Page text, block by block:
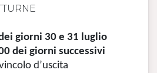
giorni 30 e 31 luglio
dei giorni successivi
d’uscita